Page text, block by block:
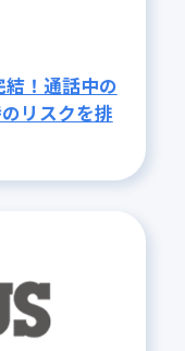
！通話中の
リスクを排